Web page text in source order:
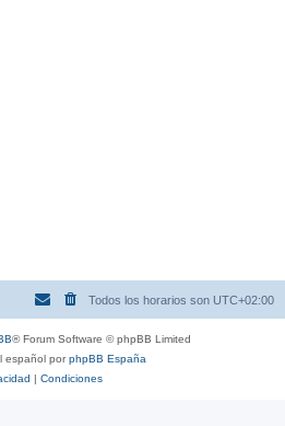
Todos los horarios son UTC+02:00
® Forum Software © phpBB Limited
español porphpBB España
| Condiciones